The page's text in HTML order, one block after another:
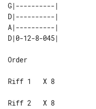
G|----------|
D|----------|
A|----------|
D|0-12-8-045|
Order
Riff 1   X 8
Riff 2   X 8